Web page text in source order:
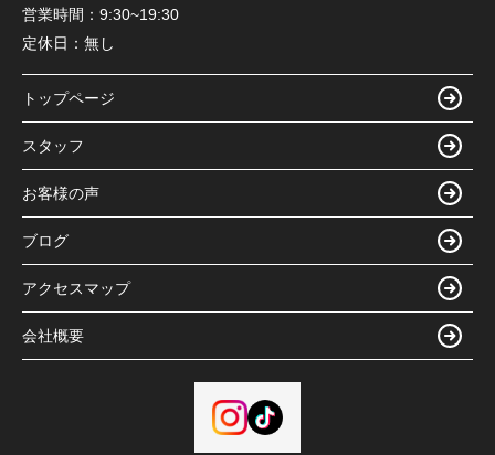
営業時間： 9:30~19:30
定休日： 無し
トップページ
スタッフ
お客様の声
ブログ
アクセスマップ
会社概要